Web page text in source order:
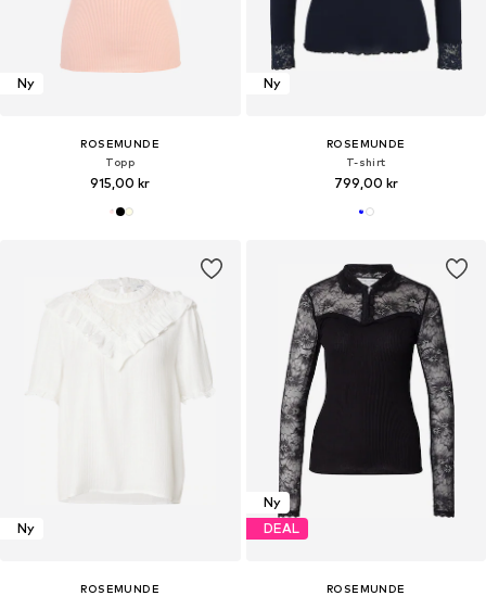
Ny
ROSEMUNDE
Topp
915,00 kr
Ny
ROSEMUNDE
T-shirt
799,00 kr
Ny
ROSEMUNDE
Ny
DEAL
ROSEMUNDE